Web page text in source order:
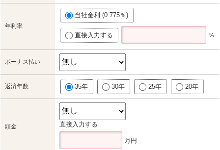
年利率
当社金利 (0.775％)
直接入力する ％
ボーナス払い
返済年数 35年 30年 25年 20年
頭金 直接入力する
万円